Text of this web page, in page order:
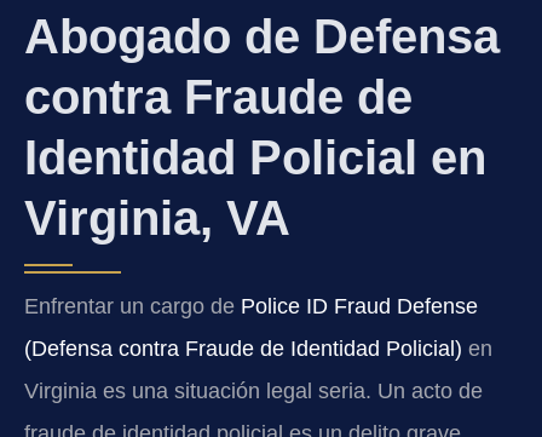
Abogado de Defensa
contra Fraude de
Identidad Policial en
Virginia, VA
Enfrentar un cargo de Police ID Fraud Defense
(Defensa contra Fraude de Identidad Policial) en
Virginia es una situación legal seria. Un acto de